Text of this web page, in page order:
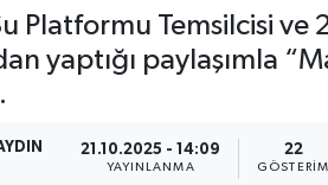
Platformu Temsilcisi
yaptığı paylaşımla
21.10.2025 - 14:09
YAYINLANMA
22
GÖSTERIM